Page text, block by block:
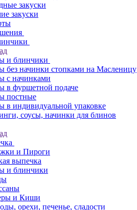
закуски
закуски
и блинчики
без начинки стопками на Масленицу
с начинками
в фуршетной подаче
постные
в индивидуальной упаковке
соусы, начинки для блинов
и Пироги
выпечка
и блинчики
и Киши
орехи, печенье, сладости